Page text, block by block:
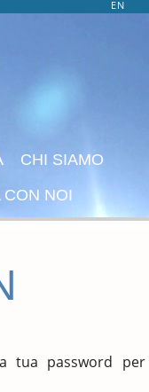
EN
CHI SIAMO
CON NOI
tua password per